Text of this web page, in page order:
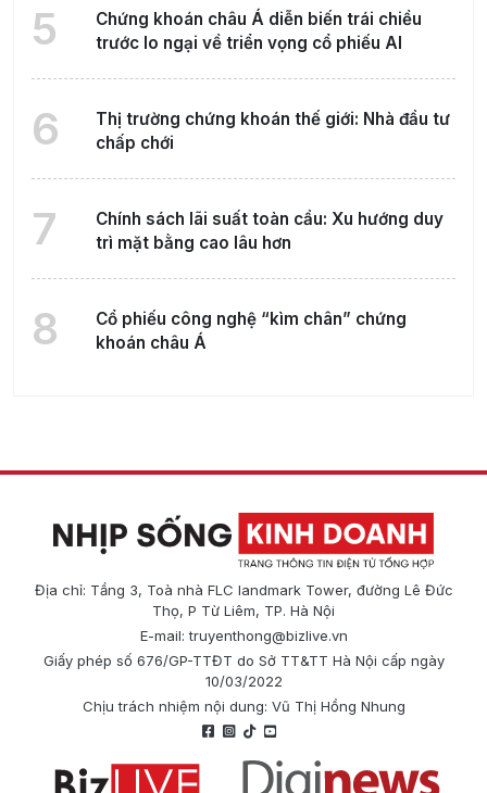
5
Chứng khoán châu Á diễn biến trái chiều
trước lo ngại về triển vọng cổ phiếu AI
6
Thị trường chứng khoán thế giới: Nhà đầu tư
chấp chới
7
Chính sách lãi suất toàn cầu: Xu hướng duy
trì mặt bằng cao lâu hơn
8
Cổ phiếu công nghệ “kìm chân” chứng
khoán châu Á
Địa chỉ: Tầng 3, Toà nhà FLC landmark Tower, đường Lê Đức
Thọ, P Từ Liêm, TP. Hà Nội
E-mail:truyenthong@bizlive.vn
Giấy phép số 676/GP-TTĐT do Sở TT&TT Hà Nội cấp ngày
10/03/2022
Chịu trách nhiệm nội dung: Vũ Thị Hồng Nhung